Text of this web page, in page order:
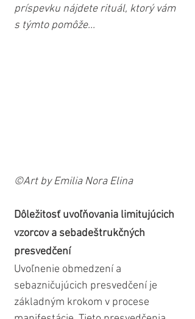
príspevku nájdete rituál, ktorý vám
s týmto pomôže...
©Art by Emilia Nora Elina
Dôležitosť uvoľňovania limitujúcich
vzorcov a sebadeštrukčných
presvedčení
Uvoľnenie obmedzení a
sebazničujúcich presvedčení je
základným krokom v procese